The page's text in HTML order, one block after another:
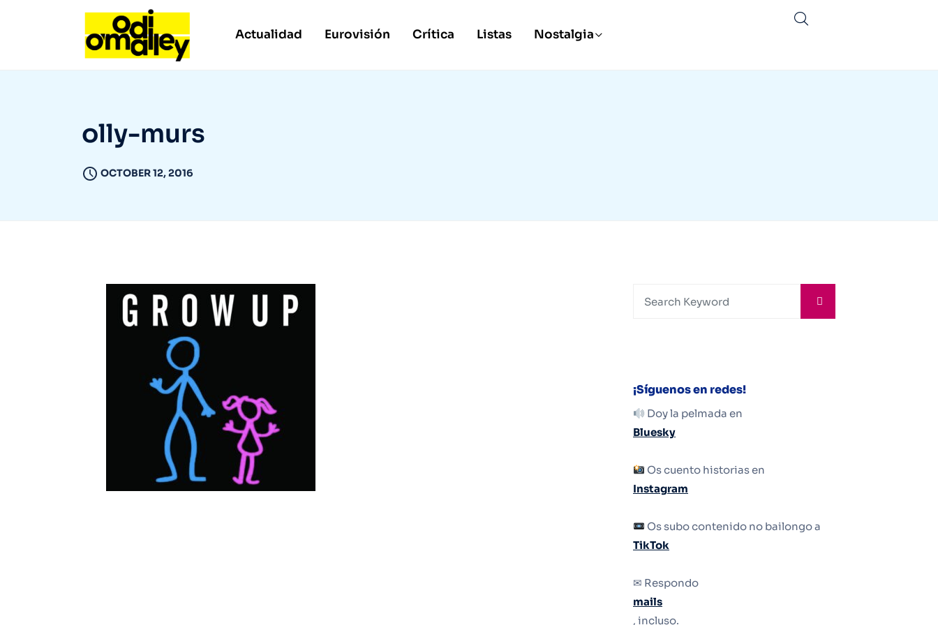
Actualidad Eurovisión Crítica Listas Nostalgia
olly-murs
OCTOBER 12, 2016
¡Síguenos en redes!
Doy la pelmada en
Bluesky
Os cuento historias en
Instagram
Os subo contenido no bailongo a
TikTok
✉ Respondo
mails
, incluso.